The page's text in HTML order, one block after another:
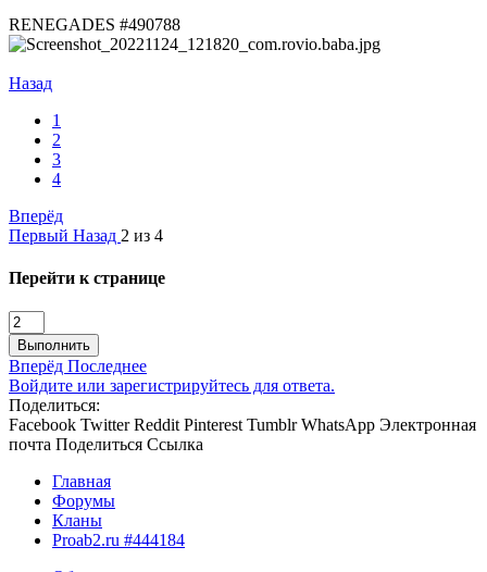
RENEGADES #490788
Назад
1
2
3
4
Вперёд
Первый Назад 2 из 4
Перейти к странице
Выполнить
Вперёд Последнее
Войдите или зарегистрируйтесь для ответа.
Поделиться:
Facebook Twitter Reddit Pinterest Tumblr WhatsApp Электронная
почта Поделиться Ссылка
Главная
Форумы
Кланы
Proab2.ru #444184